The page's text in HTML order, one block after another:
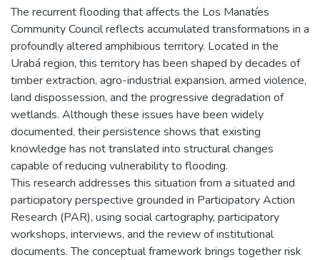
The recurrent flooding that affects the Los Manatíes
Community Council reflects accumulated transformations in a
profoundly altered amphibious territory. Located in the
Urabá region, this territory has been shaped by decades of
timber extraction, agro-industrial expansion, armed violence,
land dispossession, and the progressive degradation of
wetlands. Although these issues have been widely
documented, their persistence shows that existing
knowledge has not translated into structural changes
capable of reducing vulnerability to flooding.
This research addresses this situation from a situated and
participatory perspective grounded in Participatory Action
Research (PAR), using social cartography, participatory
workshops, interviews, and the review of institutional
documents. The conceptual framework brings together risk